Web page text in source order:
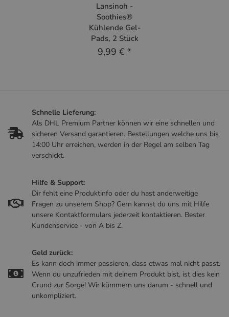
Lansinoh -
Soothies®
Kühlende Gel-
Pads, 2 Stück
9,99 € *
Schnelle Lieferung:
Als DHL Premium Partner können wir eine schnellen und
sicheren Versand garantieren. Bestellungen welche uns bis
14:00 Uhr erreichen, werden in der Regel am selben Tag
verschickt.
Hilfe & Support:
Dir fehlt eine Produktinfo oder du hast anderweitige
Fragen zu unserem Shop? Gern kannst du uns mit Hilfe
unsere Kontaktformulars jederzeit kontaktieren. Bester
Kundenservice - von A bis Z.
Geld zurück:
Es kann doch immer passieren, dass etwas mal nicht passt.
Wenn du unzufrieden mit deinem Produkt bist, ist dies kein
Grund zur Sorge! Wir kümmern uns darum - schnell und
unkompliziert.